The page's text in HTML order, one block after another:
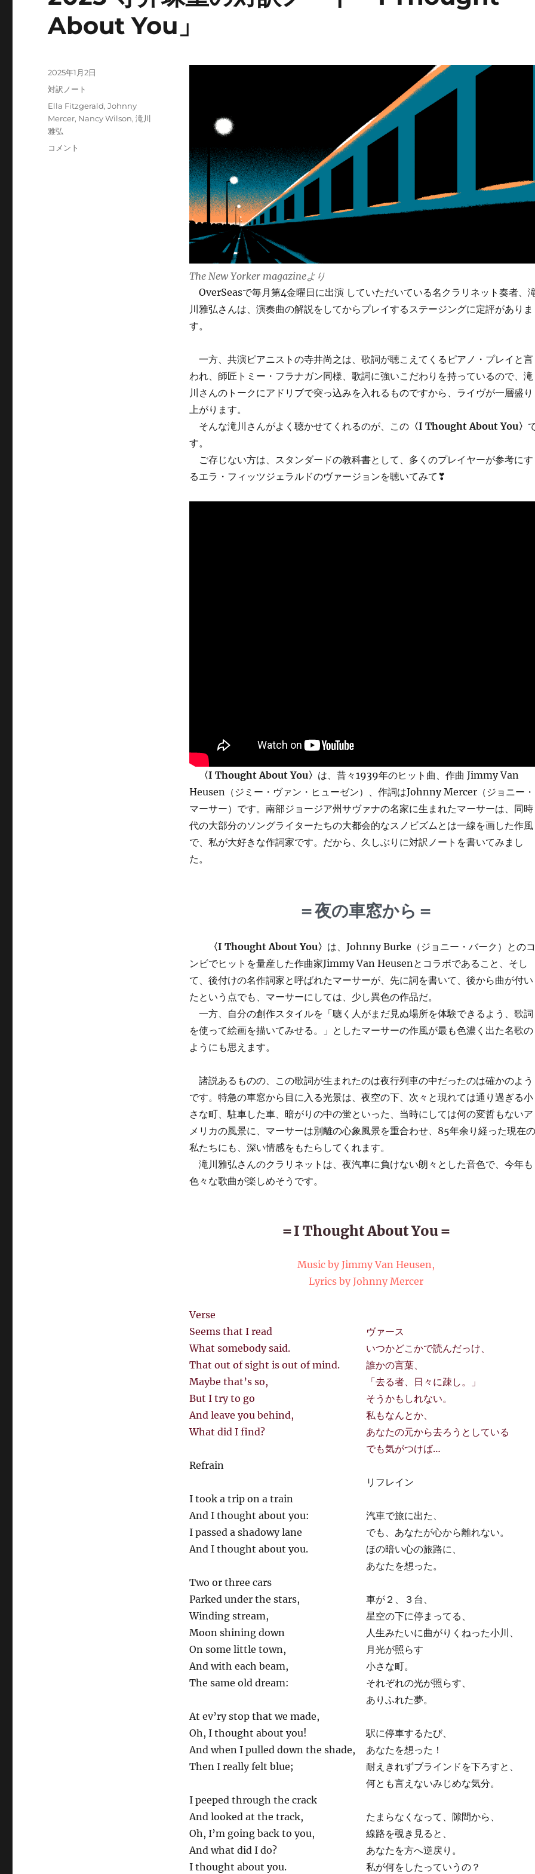
About You」
The New Yorker magazineより
OverSeasで毎月第4金曜日に出演 していただいている名クラリネット奏者、
川雅弘さんは、演奏曲の解説をしてからプレイするステージングに定評がありま
す。
一方、共演ピアニストの寺井尚之は、歌詞が聴こえてくるピアノ・プレイと言
われ、師匠トミー・フラナガン同様、歌詞に強いこだわりを持っているので、滝
川さんのトークにアドリブで突っ込みを入れるものですから、ライヴが一層盛り
上がります。
そんな滝川さんがよく聴かせてくれるのが、この〈I Thought About You〉
す。
ご存じない方は、スタンダードの教科書として、多くのプレイヤーが参考にす
るエラ・フィッツジェラルドのヴァージョンを聴いてみて❣
〈I Thought About You〉 は、昔々1939年のヒット曲、作曲 Jimmy Van
Heusen（ジミー・ヴァン・ヒューゼン）、作詞はJohnny Mercer（ジョニー・
マーサー）です。南部ジョージア州サヴァナの名家に生まれたマーサーは、同時
代の大部分のソングライターたちの大都会的なスノビズムとは一線を画した作風
で、私が大好きな作詞家です。だから、久しぶりに対訳ノートを書いてみまし
た。
＝夜の車窓から＝
〈I Thought About You〉 は、Johnny Burke（ジョニー・バーク）とのコ
ンビでヒットを量産した作曲家Jimmy Van Heusenとコラボであること、そし
て、後付けの名作詞家と呼ばれたマーサーが、先に詞を書いて、後から曲が付い
たという点でも、マーサーにしては、少し異色の作品だ。
一方、自分の創作スタイルを「聴く人がまだ見ぬ場所を体験できるよう、歌詞
を使って絵画を描いてみせる。」としたマーサーの作風が最も色濃く出た名歌の
ようにも思えます。
諸説あるものの、この歌詞が生まれたのは夜行列車の中だったのは確かのよう
です。特急の車窓から目に入る光景は、夜空の下、次々と現れては通り過ぎる小
さな町、駐車した車、暗がりの中の蛍といった、当時にしては何の変哲もないア
メリカの風景に、マーサーは別離の心象風景を重合わせ、85年余り経った現在の
私たちにも、深い情感をもたらしてくれます。
滝川雅弘さんのクラリネットは、夜汽車に負けない朗々とした音色で、今年も
色々な歌曲が楽しめそうです。
＝I Thought About You＝
Music by Jimmy Van Heusen,
Lyrics by Johnny Mercer
Verse
Seems that I read
What somebody said.
That out of sight is out of mind.
Maybe that’s so,
But I try to go
And leave you behind,
What did I find?
Refrain
I took a trip on a train
And I thought about you:
I passed a shadowy lane
And I thought about you.
Two or three cars
Parked under the stars,
Winding stream,
Moon shining down
On some little town,
And with each beam,
The same old dream:
At ev’ry stop that we made,
Oh, I thought about you!
And when I pulled down the shade,
Then I really felt blue;
I peeped through the crack
And looked at the track,
Oh, I’m going back to you,
And what did I do?
I thought about you.
ヴァース
いつかどこかで読んだっけ、
誰かの言葉、
「去る者、日々に疎し。」
そうかもしれない。
私もなんとか、
あなたの元から去ろうとしている
でも気がつけば…
リフレイン
汽車で旅に出た、
でも、あなたが心から離れない。
ほの暗い心の旅路に、
あなたを想った。
車が２、３台、
星空の下に停まってる、
人生みたいに曲がりくねった小川、
月光が照らす
小さな町。
それぞれの光が照らす、
ありふれた夢。
駅に停車するたび、
あなたを想った！
耐えきれずブラインドを下ろすと、
何とも言えないみじめな気分。
たまらなくなって、隙間から、
線路を覗き見ると、
あなたを方へ逆戻り。
私が何をしたっていうの？
投
稿
2025年1月2日
カ
テ
リ
対訳ノート
タ
グ
Ella Fitzgerald,Johnny
Mercer, Nancy Wilson,滝川
雅弘
2025
コメント